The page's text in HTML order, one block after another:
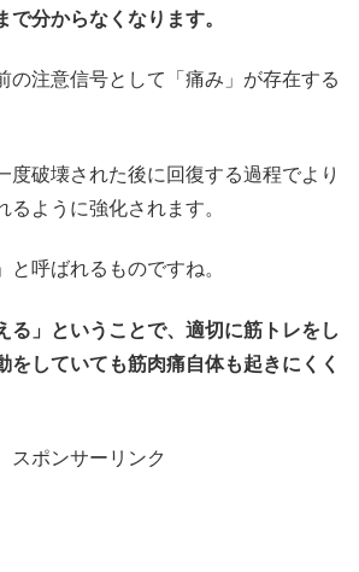
で分からなくなります。
の注意信号として「痛み」が存在する
度破壊された後に回復する過程でより
るように強化されます。
と呼ばれるものですね。
る」ということで、適切に筋トレをし
をしていても筋肉痛自体も起きにくく
スポンサーリンク